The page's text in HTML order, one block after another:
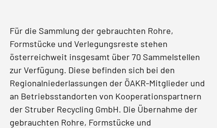
Für die Sammlung der gebrauchten Rohre,
Formstücke und Verlegungsreste stehen
österreichweit insgesamt über 70 Sammelstellen
zur Verfügung. Diese befinden sich bei den
Regionalniederlassungen der ÖAKR-Mitglieder und
an Betriebsstandorten von Kooperationspartnern
der Struber Recycling GmbH. Die Übernahme der
gebrauchten Rohre, Formstücke und